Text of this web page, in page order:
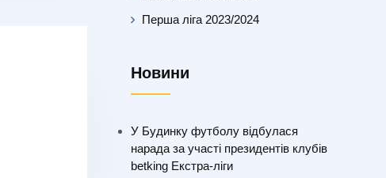
Перша ліга 2023/2024
Новини
У Будинку футболу відбулася
нарада за участі президентів клубів
betking Екстра-ліги